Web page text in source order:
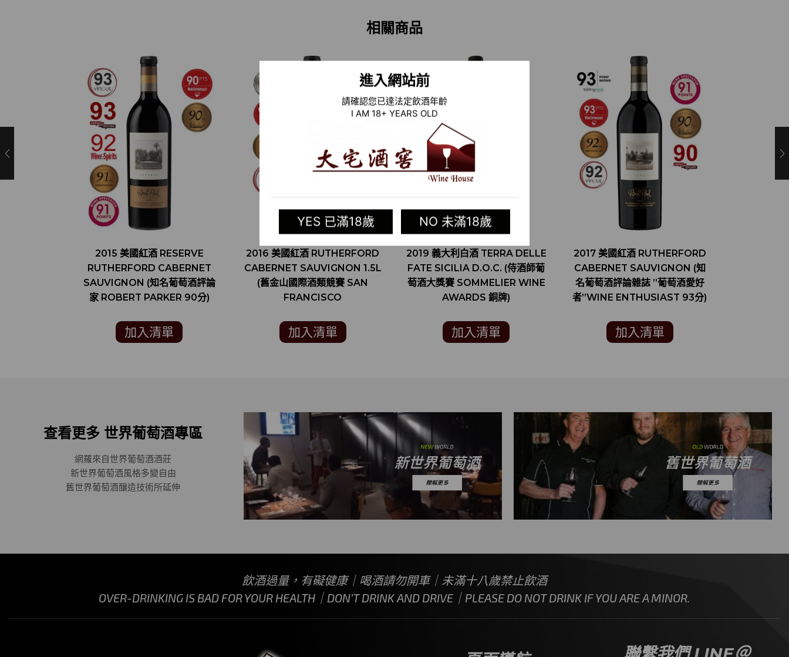
進入網站前
請確認您已達法定飲酒年齡
I AM 18+ YEARS OLD
YES 已滿18歲 NO 未滿18歲
相關商品
2015 美國紅酒 RESERVE
RUTHERFORD CABERNET
SAUVIGNON (知名葡萄酒評論
家 ROBERT PARKER 90分)
加入清單
2016 美國紅酒 RUTHERFORD
CABERNET SAUVIGNON 1.5L
(舊金山國際酒類競賽 SAN
FRANCISCO
COMPETITION 銀牌)
加入清單
2019 義大利白酒 TERRA DELLE
FATE SICILIA D.O.C. (侍酒師葡
萄酒大獎賽 SOMMELIER WINE
AWARDS 銅牌)
加入清單
2017 美國紅酒 RUTHERFORD
CABERNET SAUVIGNON (知
名葡萄酒評論雜誌 ”葡萄酒愛好
者”WINE ENTHUSIAST 93分)
加入清單
查看更多 世界葡萄酒專區
網羅來自世界葡萄酒酒莊
新世界葡萄酒風格多變自由
舊世界葡萄酒釀造技術所延伸
飲酒過量，有礙健康｜喝酒請勿開車｜未滿十八歲禁止飲酒
OVER-DRINKING IS BAD FOR YOUR HEALTH｜DON’T DRINK AND DRIVE｜PLEASE DO NOT DRINK IF YOU ARE A MINOR.